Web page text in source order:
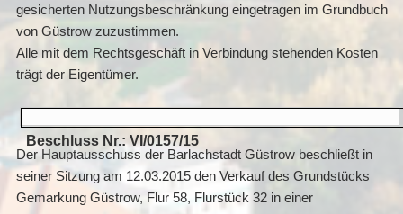
gesicherten Nutzungsbeschränkung eingetragen im Grundbuch
von Güstrow zuzustimmen.
Alle mit dem Rechtsgeschäft in Verbindung stehenden Kosten
trägt der Eigentümer.
Beschluss Nr.: VI/0157/15
Der Hauptausschuss der Barlachstadt Güstrow beschließt in
seiner Sitzung am 12.03.2015 den Verkauf des Grundstücks
Gemarkung Güstrow, Flur 58, Flurstück 32 in einer